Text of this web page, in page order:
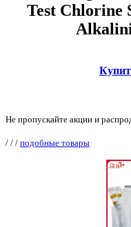
Test Chlorine
Не пропускайте акции и
/ / / подобные товары